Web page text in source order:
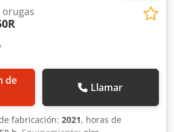
orugas
Llamar
fabricación: 2021, horas de